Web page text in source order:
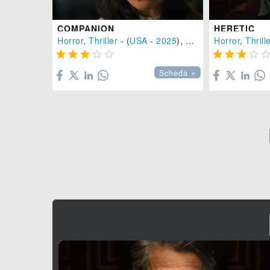
COMPANION
Horror, Thriller - (USA - 2025), 97 min.
    
Scheda »
HERETIC
Horror,
    